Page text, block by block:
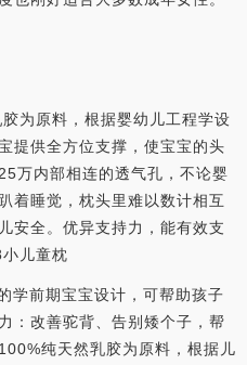
为原料，根据婴幼儿工程学设
提供全方位支撑，使宝宝的头
万内部相连的透气孔，不论婴
着睡觉，枕头里难以数计相互
安全。优异支持力，能有效支
儿童枕
学前期宝宝设计，可帮助孩子
：改善驼背、告别矮个子，帮
纯天然乳胶为原料，根据儿